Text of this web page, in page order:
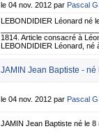
le 04 nov. 2012 par Pascal
LEBONDIDIER Léonard né
1814. Article consacré à
LEBONDIDIER Léonard, né
JAMIN Jean Baptiste -
le 04 nov. 2012 par Pascal
JAMIN Jean Baptiste né le